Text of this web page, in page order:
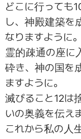
どこに行っても
し、神殿建築を
なりますように。
霊的疎通の座に
砕き、神の国を
ますように。
滅びること12は
いの奥義を伝え
これから私の人